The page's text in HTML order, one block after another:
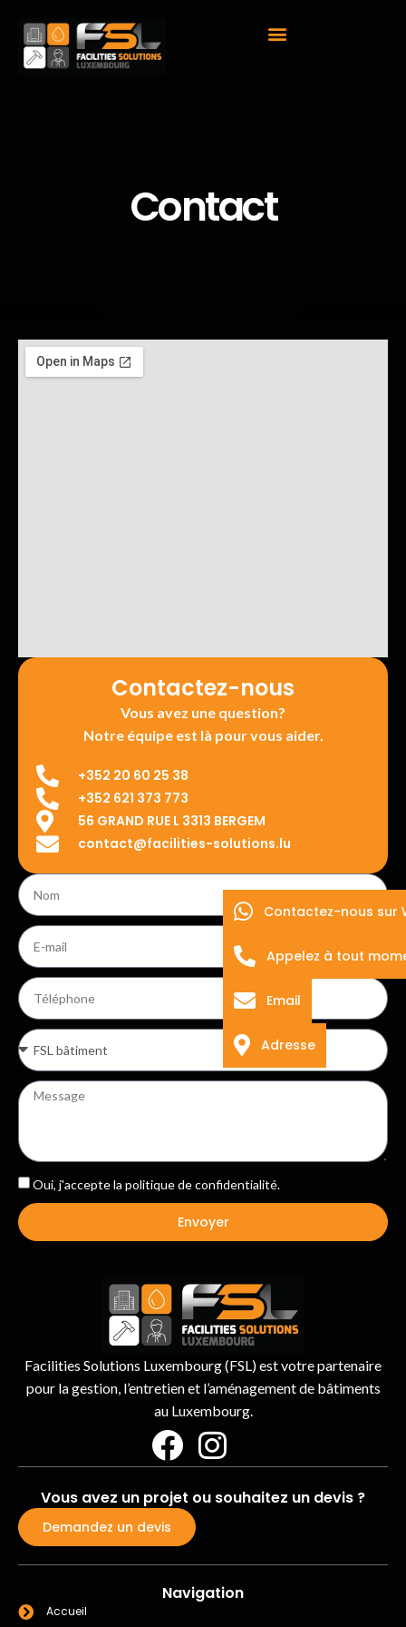
Contact
Contactez-nous
Vous avez une question?
Notre équipe est là pour vous aider.
+352 20 60 25 38
+352 621 373 773
56 GRAND RUE L 3313 BERGEM
contact@facilities-solutions.lu
Oui, j'accepte la politique de confidentialité.
Envoyer
Facilities Solutions Luxembourg (FSL) est votre partenaire
pour la gestion, l’entretien et l’aménagement de bâtiments
au Luxembourg.
Vous avez un projet ou souhaitez un devis ?
Demandez un devis
Navigation
Accueil
Contactez-nous sur
Appelez à tout
Email
Adresse